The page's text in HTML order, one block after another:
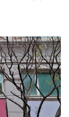
（桃園隱藝術畫